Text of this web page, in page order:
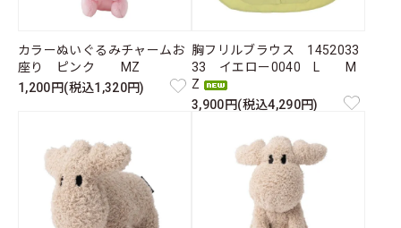
カラーぬいぐるみチャームお
座り ピンク MZ
1,200円(税込1,320円)
胸フリルブラウス 1452033
33 イエロー0040 L M
Z
3,900円(税込4,290円)